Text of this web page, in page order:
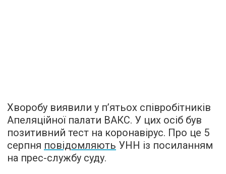
Хворобу виявили у п’ятьох співробітників
Апеляційної палати ВАКС. У цих осіб був
позитивний тест на коронавірус. Про це 5
серпня повідомляють УНН із посиланням
на прес-службу суду.